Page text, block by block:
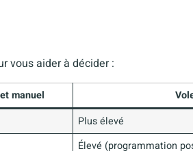
vous aider à décider :
manuel
Plus élevé
Élevé (programmation